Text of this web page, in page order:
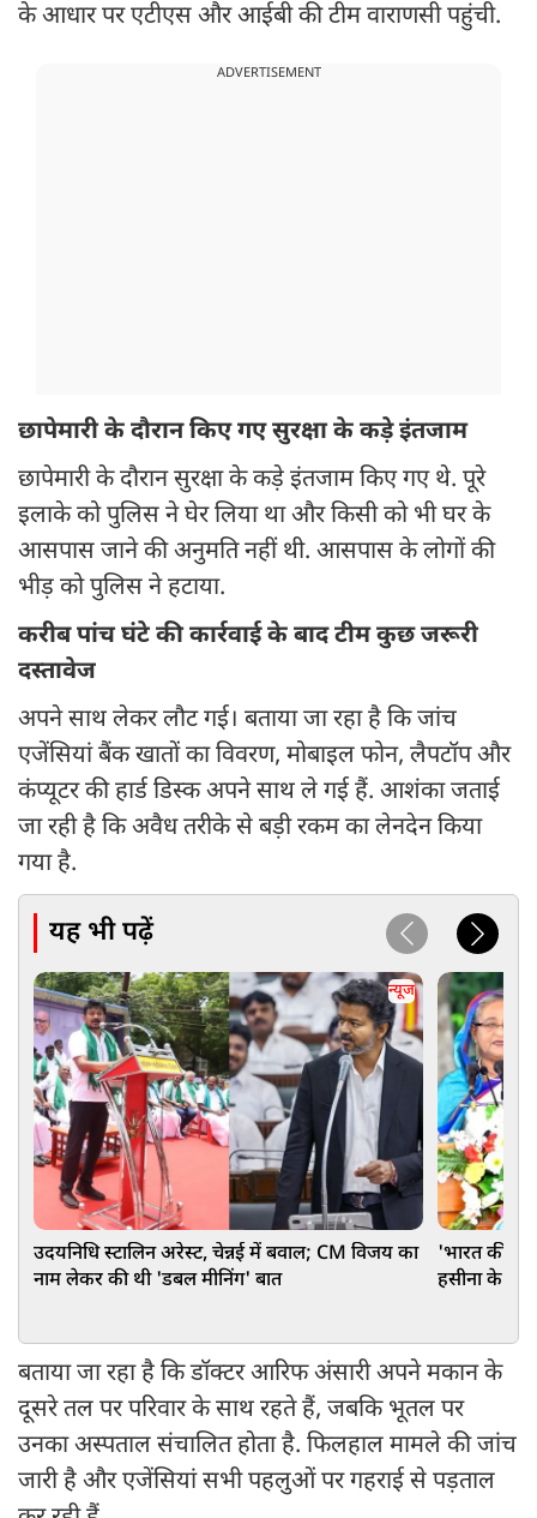
के आधार पर एटीएस और आईबी की टीम वाराणसी पहुंची.
ADVERTISEMENT
छापेमारी के दौरान किए गए सुरक्षा के कड़े इंतजाम
छापेमारी के दौरान सुरक्षा के कड़े इंतजाम किए गए थे. पूरे
इलाके को पुलिस ने घेर लिया था और किसी को भी घर के
आसपास जाने की अनुमति नहीं थी. आसपास के लोगों की
भीड़ को पुलिस ने हटाया.
करीब पांच घंटे की कार्रवाई के बाद टीम कुछ जरूरी
दस्तावेज
अपने साथ लेकर लौट गई। बताया जा रहा है कि जांच
एजेंसियां बैंक खातों का विवरण, मोबाइल फोन, लैपटॉप और
कंप्यूटर की हार्ड डिस्क अपने साथ ले गई हैं. आशंका जताई
जा रही है कि अवैध तरीके से बड़ी रकम का लेनदेन किया
गया है.
यह भी पढ़ें
न्यूज
उदयनिधि स्टालिन अरेस्ट, चेन्नई में बवाल; CM विजय का
नाम लेकर की थी 'डबल मीनिंग' बात
'भारत की
हसीना के बेटे
बताया जा रहा है कि डॉक्टर आरिफ अंसारी अपने मकान के
दूसरे तल पर परिवार के साथ रहते हैं, जबकि भूतल पर
उनका अस्पताल संचालित होता है. फिलहाल मामले की जांच
जारी है और एजेंसियां सभी पहलुओं पर गहराई से पड़ताल